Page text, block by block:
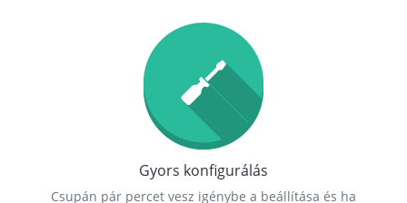
Gyors konfigurálás
Csupán pár percet vesz igénybe a beállítása és ha